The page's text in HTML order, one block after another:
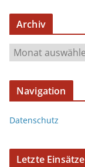
Archiv
Navigation
Datenschutz
Letzte Einsätze